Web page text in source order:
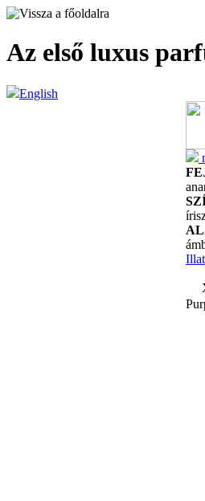
Az első luxus
English